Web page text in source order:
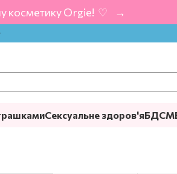
косметику Orgie! ‍ ♡ ‍ →
Сексуальне здоров'яБДСМ